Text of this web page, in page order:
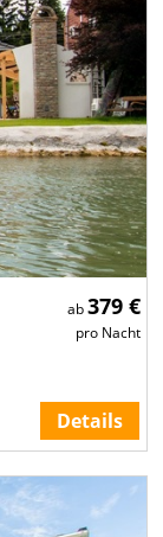
ab379 €
pro Nacht
Details